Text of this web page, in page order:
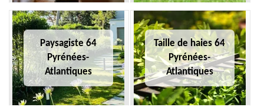
Paysagiste 64
Pyrénées-
Atlantiques
Taille de haies 64
Pyrénées-
Atlantiques